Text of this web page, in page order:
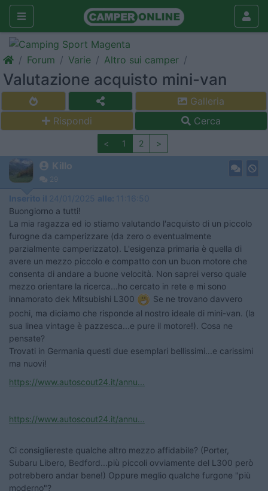
Forum Varie Altro sui camper
Valutazione acquisto mini-van
Galleria
Rispondi
Cerca
< 1 2 >
Killo
29
Inserito il 24/01/2025 alle: 11:16:50
Buongiorno a tutti!
La mia ragazza ed io stiamo valutando l'acquisto di un piccolo
furogne da camperizzare (da zero o eventualmente
parzialmente camperizzato). L'esigenza primaria è quella di
avere un mezzo piccolo e compatto con un buon motore che
consenta di andare a buone velocità. Non saprei verso quale
mezzo orientare la ricerca...ho cercato in rete e mi sono
innamorato dek Mitsubishi L300
Se ne trovano davvero
pochi, ma diciamo che risponde al nostro ideale di mini-van. (la
sua linea vintage è pazzesca...e pure il motore!). Cosa ne
pensate?
Trovati in Germania questi due esemplari bellissimi...e carissimi
ma nuovi!
https://www.autoscout24.it/annu...
https://www.autoscout24.it/annu...
Ci consigliereste qualche altro mezzo affidabile? (Porter,
Subaru Libero, Bedford...più piccoli ovviamente del L300 però
potrebbero andar bene!) Oppure meglio qualche furgone "più
moderno"?